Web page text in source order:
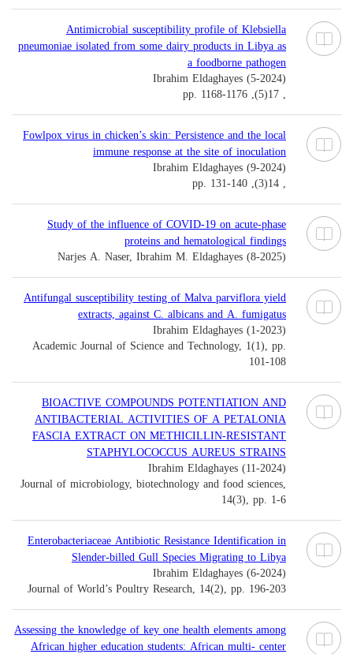
Antimicrobial susceptibility profile of Klebsiella
pneumoniae isolated from some dairy products in Libya as
a foodborne pathogen
Ibrahim Eldaghayes (5-2024)
, 17(5), pp. 1168-1176
Fowlpox virus in chicken’s skin: Persistence and the local
immune response at the site of inoculation
Ibrahim Eldaghayes (9-2024)
, 14(3), pp. 131-140
Study of the influence of COVID-19 on acute-phase
proteins and hematological findings
Narjes A. Naser, Ibrahim M. Eldaghayes (8-2025)
Antifungal susceptibility testing of Malva parviflora yield
extracts, against C. albicans and A. fumigatus
Ibrahim Eldaghayes (1-2023)
Academic Journal of Science and Technology, 1(1), pp.
101-108
BIOACTIVE COMPOUNDS POTENTIATION AND
ANTIBACTERIAL ACTIVITIES OF A PETALONIA
FASCIA EXTRACT ON METHICILLIN-RESISTANT
STAPHYLOCOCCUS AUREUS STRAINS
Ibrahim Eldaghayes (11-2024)
Journal of microbiology, biotechnology and food sciences,
14(3), pp. 1-6
Enterobacteriaceae Antibiotic Resistance Identification in
Slender-billed Gull Species Migrating to Libya
Ibrahim Eldaghayes (6-2024)
Journal of World’s Poultry Research, 14(2), pp. 196-203
Assessing the knowledge of key one health elements among
African higher education students: African multi- center